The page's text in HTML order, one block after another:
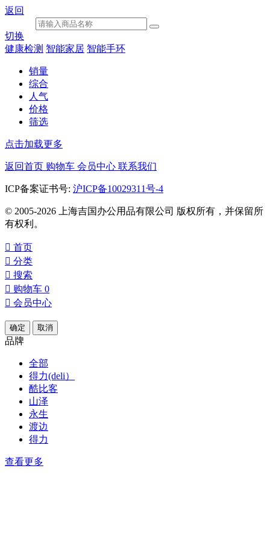
返回
切换
健康检测 智能家居 智能手环
销量
综合
人气
价格
筛选
点击加载更多
返回首页 购物车 会员中心 联系我们
ICP备案证书号: 沪ICP备10029311号-4
© 2005-2026 上海吉国办公用品有限公司 版权所有，并保留所
有权利。
 首页
 分类
 搜索
 购物车 0
 会员中心
确定 取消
品牌
全部
得力(deli）
酷比客
山泽
永生
渡边
得力
查看更多